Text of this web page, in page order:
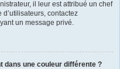
il leur est attribué un chef
contactez
un message privé.
dans une couleur différente ?